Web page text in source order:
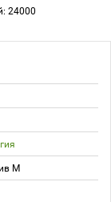
24000
М